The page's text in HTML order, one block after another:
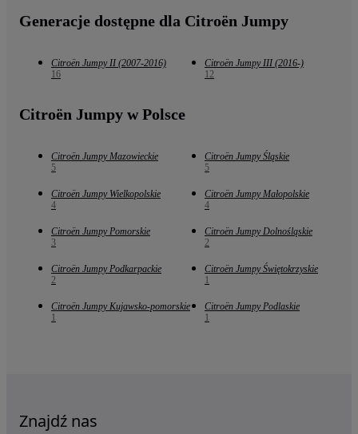
Generacje dostępne dla Citroën Jumpy
Citroën Jumpy II (2007-2016)
16
Citroën Jumpy III (2016-)
12
Citroën Jumpy w Polsce
Citroën Jumpy Mazowieckie
5
Citroën Jumpy Śląskie
5
Citroën Jumpy Wielkopolskie
4
Citroën Jumpy Małopolskie
4
Citroën Jumpy Pomorskie
3
Citroën Jumpy Dolnośląskie
2
Citroën Jumpy Podkarpackie
2
Citroën Jumpy Świętokrzyskie
1
Citroën Jumpy Kujawsko-pomorskie
1
Citroën Jumpy Podlaskie
1
Znajdź nas